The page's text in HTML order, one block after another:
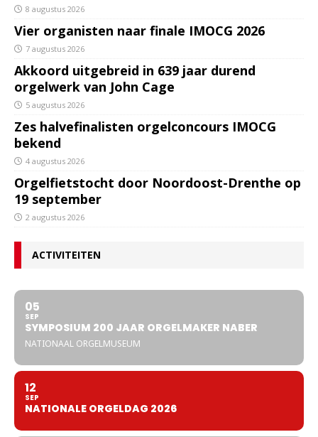
8 augustus 2026
Vier organisten naar finale IMOCG 2026
7 augustus 2026
Akkoord uitgebreid in 639 jaar durend
orgelwerk van John Cage
5 augustus 2026
Zes halvefinalisten orgelconcours IMOCG
bekend
4 augustus 2026
Orgelfietstocht door Noordoost-Drenthe op
19 september
2 augustus 2026
ACTIVITEITEN
05
SEP
SYMPOSIUM 200 JAAR ORGELMAKER NABER
NATIONAAL ORGELMUSEUM
12
SEP
NATIONALE ORGELDAG 2026